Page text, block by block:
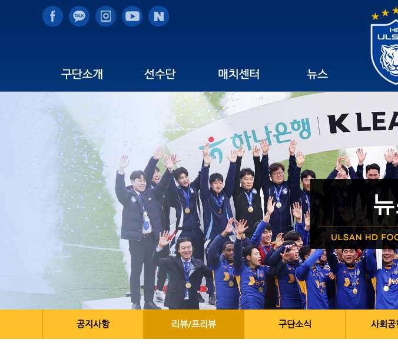
공지사항 리뷰/프리뷰 구단소식 사회공